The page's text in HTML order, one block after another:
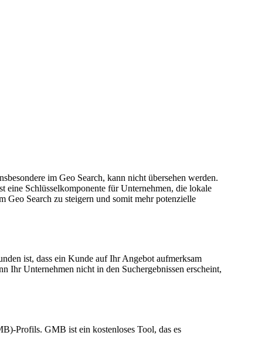
im Geo Search, kann nicht übersehen werden.
eine Schlüsselkomponente für Unternehmen, die lokale
Geo Search zu steigern und somit mehr potenzielle
ist, dass ein Kunde auf Ihr Angebot aufmerksam
Ihr Unternehmen nicht in den Suchergebnissen erscheint,
Profils. GMB ist ein kostenloses Tool, das es